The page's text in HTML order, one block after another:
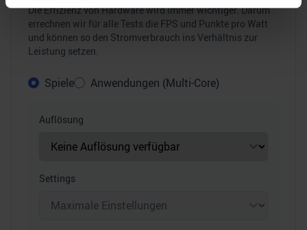
Erfahren Sie mehr darüber, wie Ihre persönlichen Daten
verarbeitet werden, und legen Sie Ihre Präferenzen im
Abschnitt Einzelheitenfest.
personalisieren, Funktionen für soziale Medien anbieten
analysieren. Außerdem geben wir Informationen zu Ihrer
soziale Medien, Werbung und Analysen weiter. Unsere
weiteren Daten zusammen, die Sie ihnen bereitgestellt
haben oder die sie im Rahmen Ihrer Nutzung der Dienste
Die Effizienz von Hardware wird immer wichtiger. Darum
errechnen wir für alle Tests die FPS und Punkte pro Watt
und können so den Stromverbrauch ins Verhältnis zur
Leistung setzen.
Spiele Anwendungen (Multi-Core)
Auflösung
Settings